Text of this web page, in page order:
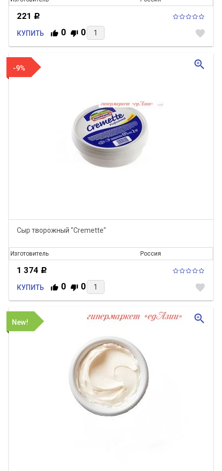
221 Р
КУПИТЬ 0 0 favorite
-9%
Сыр творожный "Cremette"
Изготовитель Россия
1 374 Р
КУПИТЬ 0 0 favorite
zoom_in
New! zoom_in